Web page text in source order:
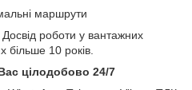
маршрути
роботи у вантажних
більше 10 років.
цілодобово 24/7